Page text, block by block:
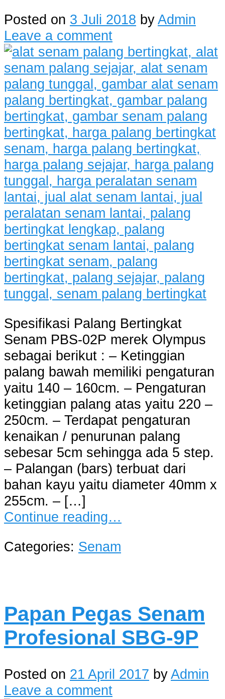
Posted on 3 Juli 2018 byAdmin
Leave a comment
Spesifikasi Palang Bertingkat
Senam PBS-02P merek Olympus
sebagai berikut : – Ketinggian
palang bawah memiliki pengaturan
yaitu 140 – 160cm. – Pengaturan
ketinggian palang atas yaitu 220 –
250cm. – Terdapat pengaturan
kenaikan / penurunan palang
sebesar 5cm sehingga ada 5 step.
– Palangan (bars) terbuat dari
bahan kayu yaitu diameter 40mm x
255cm. – […]
Continue reading…
Categories: Senam
Papan Pegas Senam
Profesional SBG-9P
Posted on 21 April 2017 byAdmin
Leave a comment